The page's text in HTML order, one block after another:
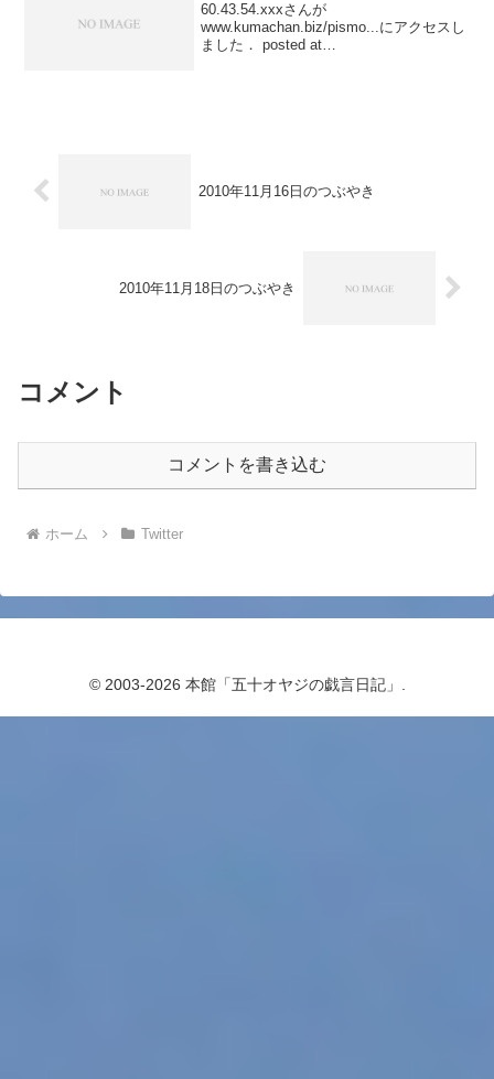
60.43.54.xxxさんが
www.kumachan.biz/pismo...にアクセスし
ました． posted at
2010年11月16日のつぶやき
2010年11月18日のつぶやき
コメント
コメントを書き込む
ホーム Twitter
© 2003-2026 本館「五十オヤジの戯言日記」.